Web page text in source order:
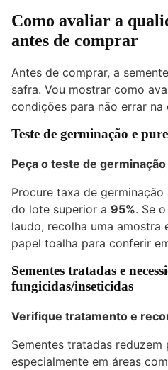
Como avaliar a
antes de comprar
Antes de comprar, a
safra. Vou mostrar como
condições para não errar na
Teste de germinação e
Peça o teste de
Procure taxa de germinação
do lote superior a 95%. Se
laudo, recolha uma amostra
papel toalha para conferir
Sementes tratadas e
fungicidas/inseticidas
Verifique tratamento e
Sementes tratadas reduzem
especialmente em áreas